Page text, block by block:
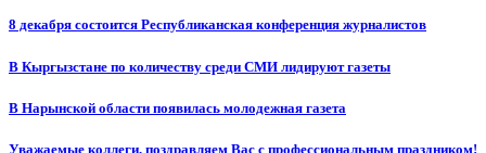
8 декабря состоится Республиканская конференция журналистов
В Кыргызстане по количеству среди СМИ лидируют газеты
В Нарынской области появилась молодежная газета
Уважаемые коллеги, поздравляем Вас с профессиональным праздником!